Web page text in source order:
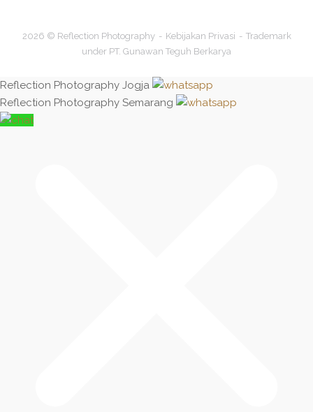
2026 © Reflection Photography Kebijakan Privasi
Trademark
under PT. Gunawan Teguh Berkarya
Reflection Photography Jogja
Reflection Photography Semarang